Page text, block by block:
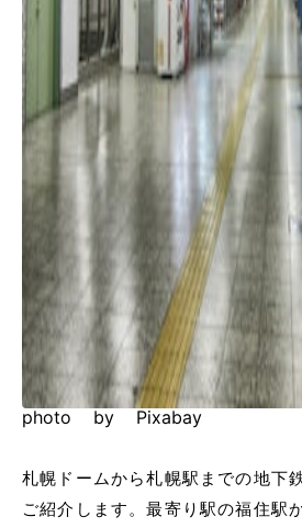
photo by Pixabay
札幌ドームから札幌駅までの地下
ご紹介します。最寄り駅の福住駅